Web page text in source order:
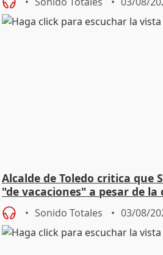
Alcalde de Toledo critica que
"de vacaciones" a pesar de
Sonido Totales 03/08/